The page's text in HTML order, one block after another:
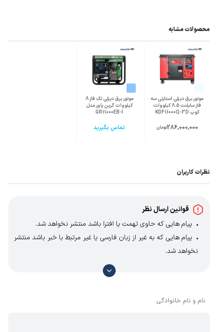
آمپر خروجی
سیستم خنک کننده هوا خنک
جنس سیم پیچ مس 100%
کشور سازنده
محصول
چین
سایر مشخصات
محصولات مشابه
موتور برق دیزلی استارتی سه
فاز سایلنت 8.5 کیلووات
کوپ KDF11000Q-3D
286,000,000تومان
موتور برق دیزلی تک فاز 8
کیلووات گرین پاور مدل
GR11000EB-I
تماس بگیرید
نظرات کاربران
قوانین ارسال نظر
پیام هایی که حاوی تهمت یا افترا باشد منتشر نخواهد شد.
پیام هایی که به غیر از زبان فارسی یا غیر مرتبط با خبر باشد منتشر
نخواهد شد.
با توجه به آن که امکان موافقت یا مخالفت با محتوای نظرات
وجود دارد، معمولا نظراتی که محتوای مشابه دارند، انتشار نمی‌یابند
نام و نام خانوادگی